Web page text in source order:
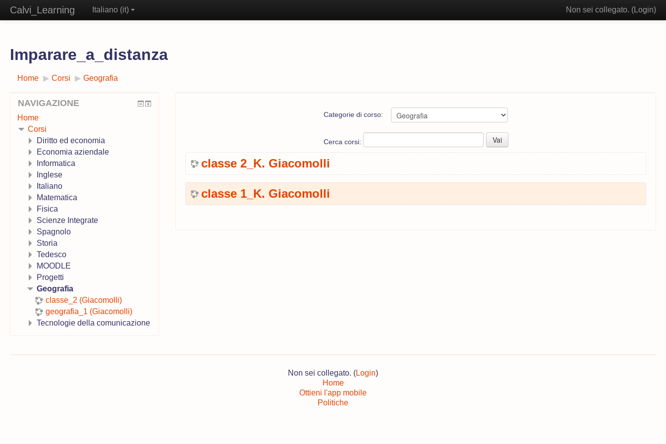
Calvi_Learning Non sei collegato. (Login)
Italiano ‎(it)‎
Imparare_a_distanza
Home ▶︎ Corsi ▶︎ Geografia
Categorie di corso:
Cerca corsi:
classe 2_K. Giacomolli
classe 1_K. Giacomolli
NAVIGAZIONE
Home
Corsi
Diritto ed economia
Economia aziendale
Informatica
Inglese
Italiano
Matematica
Fisica
Scienze Integrate
Spagnolo
Storia
Tedesco
MOODLE
Progetti
Geografia
classe_2 (Giacomolli)
geografia_1 (Giacomolli)
Tecnologie della comunicazione
Non sei collegato. (Login)
Home
Ottieni l'app mobile
Politiche